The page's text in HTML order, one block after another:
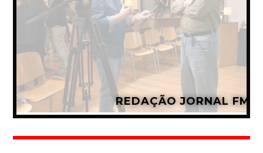
Whatsapp
REDAÇÃO JORNAL FM